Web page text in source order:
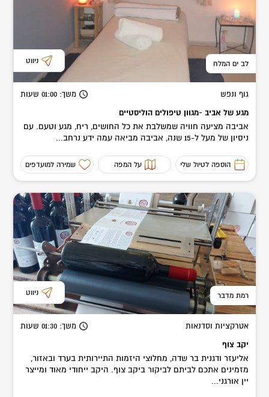
לב ים המלח ניווט
גוף ונפש משך: 01:00 שעות
מגע של אביב -מגוון טיפולים הוליסטיים
אביבה מציעה חוויה שמשלבת את כל החושים, ריח, מגע וטעם. עם
ניסיון של מעל ל-15 שנה, אביבה מביאה עמה ידע נרחב...
הוספה לטיול שלי על המפה שמירה למועדפים
רמת מדבר ניווט
אטרקציות וסדנאות משך: 01:30 שעות
יקב צוף
אליעזר ודגנית בר שדה, מחלוצי היזמות התיירותית בערד ובאזור,
מזמינים אתכם לביתם לביקור ביקב צוף. היקב ייחודי מאוד ומייצר
יין אורגני...